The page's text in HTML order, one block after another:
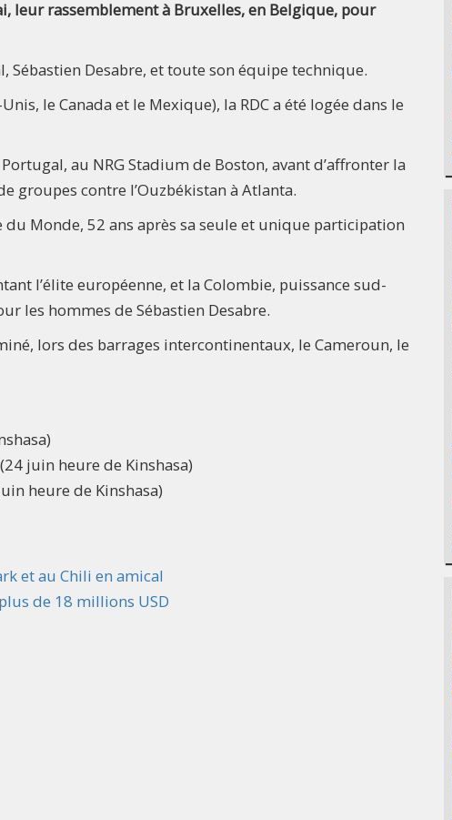
leur rassemblement à Bruxelles, en Belgique, pour
Desabre, et toute son équipe technique.
le Canada et le Mexique), la RDC a été logée dans le
au NRG Stadium de Boston, avant d’affronter la
groupes contre l’Ouzbékistan à Atlanta.
du Monde, 52 ans après sa seule et unique participation
l’élite européenne, et la Colombie, puissance sud-
les hommes de Sébastien Desabre.
lors des barrages intercontinentaux, le Cameroun, le
juin heure de Kinshasa)
heure de Kinshasa)
et au Chili en amical
de 18 millions USD